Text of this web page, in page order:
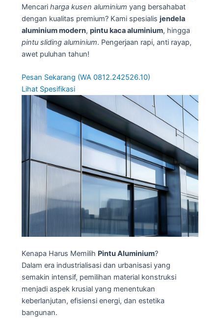
Mencari harga kusen aluminium yang bersahabat
dengan kualitas premium? Kami spesialis jendela
aluminium modern, pintu kaca aluminium, hingga
pintu sliding aluminium. Pengerjaan rapi, anti rayap,
awet puluhan tahun!
Pesan Sekarang (WA 0812.242526.10)
Lihat Spesifikasi
Kenapa Harus Memilih Pintu Aluminium?
Dalam era industrialisasi dan urbanisasi yang
semakin intensif, pemilihan material konstruksi
menjadi aspek krusial yang menentukan
keberlanjutan, efisiensi energi, dan estetika
bangunan.